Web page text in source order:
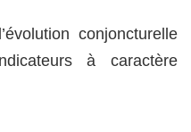
conjoncturelle
à caractère